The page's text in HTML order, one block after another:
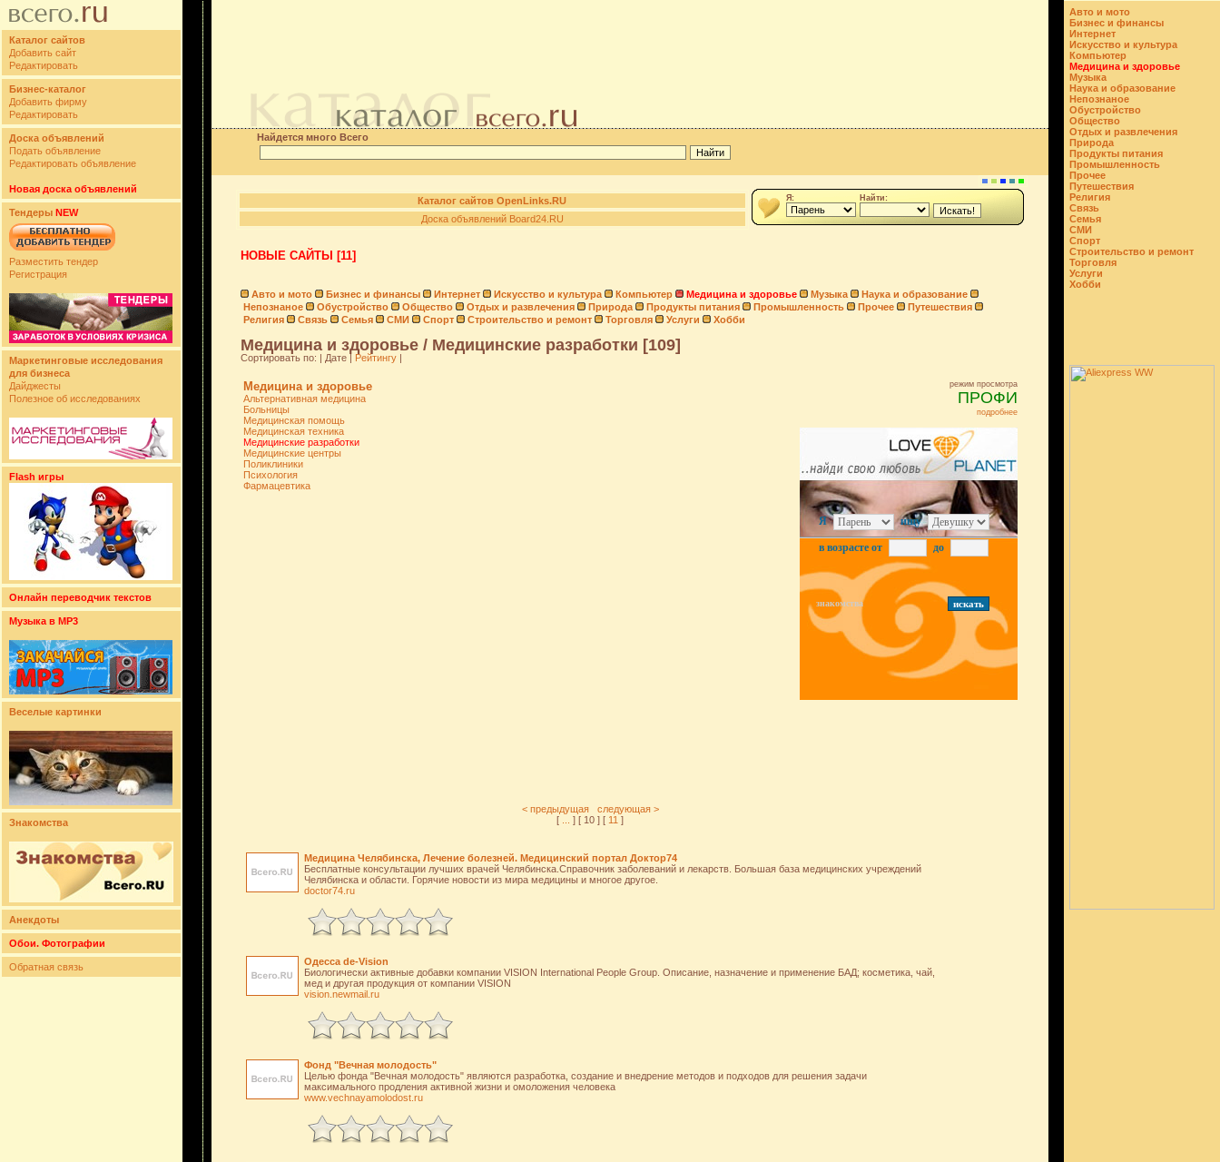
Каталог сайтов
Добавить сайт
Редактировать
Бизнес-каталог
Добавить фирму
Редактировать
Доска объявлений
Подать объявление
Редактировать объявление
Новая доска объявлений
Тендеры NEW
Разместить тендер
Регистрация
Маркетинговые исследования
для бизнеса
Дайджесты
Полезное об исследованиях
Flash игры
Онлайн переводчик текстов
Музыка в MP3
Веселые картинки
Знакомства
Анекдоты
Обои. Фотографии
Обратная связь
Авто и мото
Бизнес и финансы
Интернет
Искусство и культура
Компьютер
Медицина и здоровье
Музыка
Наука и образование
Непознаное
Обустройство
Общество
Отдых и развлечения
Природа
Продукты питания
Промышленность
Прочее
Путешествия
Религия
Связь
Семья
СМИ
Спорт
Строительство и ремонт
Торговля
Услуги
Хобби
Найдется много Всего
Каталог сайтов OpenLinks.RU
Доска объявлений Board24.RU
Я: Найти:
НОВЫЕ САЙТЫ [11]
Авто и мото Бизнес и финансы Интернет Искусство и культура Компьютер Медицина и здоровье Музыка
Наука и образование
Непознаное
Обустройство Общество Отдых и развлечения Природа Продукты питания Промышленность Прочее
Путешествия
Религия
Связь Семья СМИ Спорт Строительство и ремонт Торговля Услуги Хобби
Медицина и здоровье / Медицинские разработки [109]
Сортировать по: | Дате | Рейтингу|
Медицина и здоровье
Альтернативная медицина
Больницы
Медицинская помощь
Медицинская техника
Медицинские разработки
Медицинские центры
Поликлиники
Психология
Фармацевтика
режим просмотра
ПРОФИ
подробнее
Я ищу
в возрасте от до
знакомства
< предыдущая
следующая >
[
] [ 10 ] [ 11 ]
Медицина Челябинска, Лечение болезней. Медицинский портал Доктор74
Бесплатные консультации лучших врачей Челябинска.Справочник заболеваний и лекарств. Большая база медицинских учреждений
Челябинска и области. Горячие новости из мира медицины и многое другое.
doctor74.ru
Одесса de-Vision
Биологически активные добавки компании VISION International People Group. Описание, назначение и применение БАД; косметика, чай,
мед и другая продукция от компании VISION
vision.newmail.ru
Фонд "Вечная молодость"
Целью фонда "Вечная молодость" являются разработка, создание и внедрение методов и подходов для решения задачи
максимального продления активной жизни и омоложения человека
www.vechnayamolodost.ru